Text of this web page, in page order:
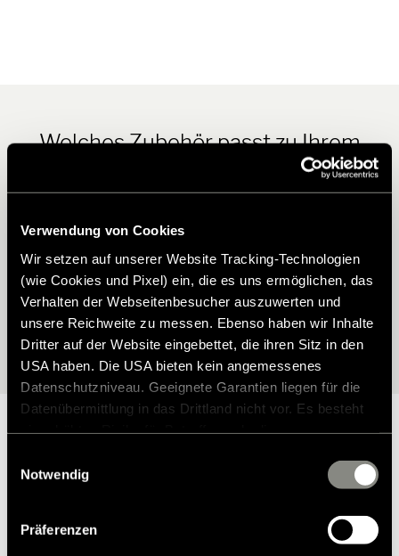
Verwendung von Cookies
Wir setzen auf unserer Website Tracking-Technologien
(wie Cookies und Pixel) ein, die es uns ermöglichen, das
Verhalten der Webseitenbesucher auszuwerten und
unsere Reichweite zu messen. Ebenso haben wir Inhalte
Dritter auf der Website eingebettet, die ihren Sitz in den
USA haben. Die USA bieten kein angemessenes
Datenschutzniveau. Geeignete Garantien liegen für die
Datenübermittlung in das Drittland nicht vor. Es besteht
zustehen. Eingesetzte Dienstleister können Daten für
zusammenführen. Weitere Informationen finden Sie in
unsererDatenschutzerklärung
. Akzeptieren Sie oder
Notwendig
Präferenzen
Welches Zubehör passt zu Ihrem
Ihr Modell abgestimmt. Mit unserem Zubehörfinder wählen Sie Ihr
Fahrzeug ganz einfach aus und entdecken anschließend alle
verfügbaren Möglichkeiten.
Zur Modellauswahl
Zubehör?